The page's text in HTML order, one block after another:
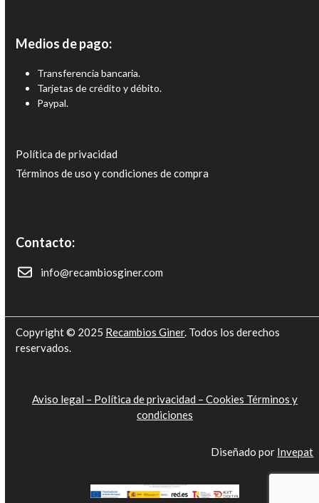
Medios de pago:
Transferencia bancaria.
Tarjetas de crédito y débito.
Paypal.
Política de privacidad
Términos de uso y condiciones de compra
Contacto:
info@recambiosginer.com
Copyright © 2025 Recambios Giner. Todos los derechos
reservados.
Aviso legal – Política de privacidad – Cookies Términos y
condiciones
Diseñado por Invepat